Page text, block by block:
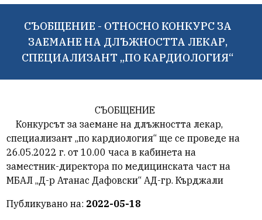
СЪОБЩЕНИЕ - ОТНОСНО КОНКУРС ЗА
ЗАЕМАНЕ НА ДЛЪЖНОСТТА ЛЕКАР,
СПЕЦИАЛИЗАНТ „ПО КАРДИОЛОГИЯ“
СЪОБЩЕНИЕ
Конкурсът за заемане на длъжността лекар,
специализант „по кардиология“ ще се проведе на
26.05.2022 г. от 10.00 часа в кабинета на
заместник-директора по медицинската част на
МБАЛ „Д-р Атанас Дафовски“ АД-гр. Кърджали
Публикувано на: 2022-05-18